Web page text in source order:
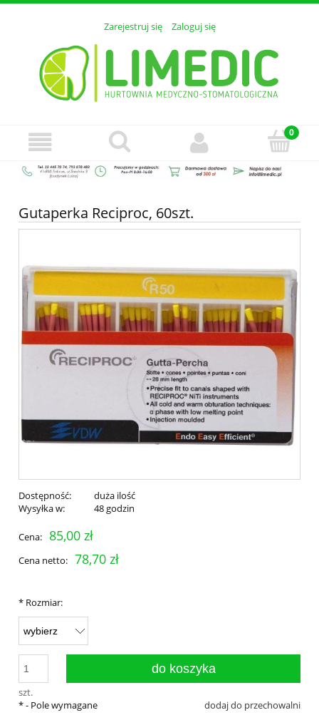
Zarejestruj się Zaloguj się
Gutaperka Reciproc, 60szt.
Dostępność:
duża ilość
Wysyłka w:
48 godzin
Cena: 85,00 zł
Cena netto: 78,70 zł
* Rozmiar:
szt.
do koszyka
dodaj do przechowalni
*- Pole wymagane